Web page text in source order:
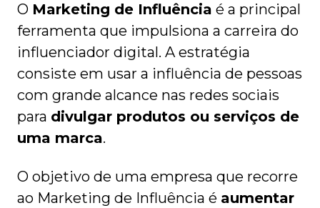
O Marketing de Influência é a principal
ferramenta que impulsiona a carreira do
influenciador digital. A estratégia
consiste em usar a influência de pessoas
com grande alcance nas redes sociais
para divulgar produtos ou serviços de
uma marca.
O objetivo de uma empresa que recorre
ao Marketing de Influência é aumentar